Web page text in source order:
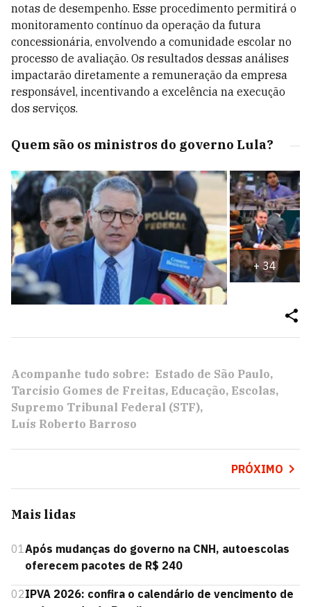
notas de desempenho. Esse procedimento permitirá o
monitoramento contínuo da operação da futura
concessionária, envolvendo a comunidade escolar no
processo de avaliação. Os resultados dessas análises
impactarão diretamente a remuneração da empresa
responsável, incentivando a excelência na execução
dos serviços.
Quem são os ministros do governo Lula?
+34
Acompanhe tudo sobre: Estado de São Paulo
Tarcísio Gomes de Freitas Educação Escolas
Supremo Tribunal Federal (STF)
Luís Roberto Barroso
PRÓXIMO
Mais lidas
01 Após mudanças do governo na CNH, autoescolas
oferecem pacotes de R$ 240
02IPVA 2026: confira o calendário de vencimento de